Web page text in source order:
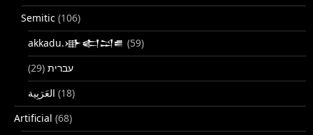
Semitic (106)
akkadu.𒀝𒅗𒁺𒌑 (59)
עברית (29)
(18)
Artificial (68)